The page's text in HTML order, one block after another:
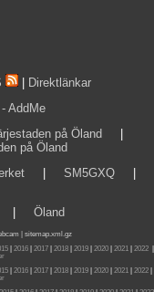
Direktlänkar
AddMe
på Öland
på Öland
SM5GXQ
Öland
|
sitemap.xml.gz
| 2016| 2017| 2018| 2019| 2020| 2021| 2022|
2016 2017 2018 2019 2020 2021 2022